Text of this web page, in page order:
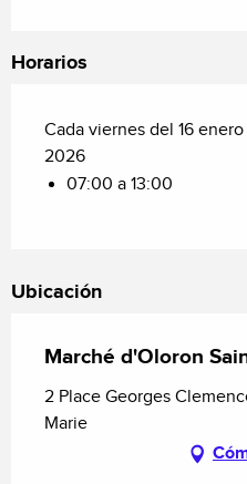
Horarios
Cada viernes del 16
2026
07:00 a 13:00
Ubicación
Marché d'Oloron
2 Place Georges
Marie